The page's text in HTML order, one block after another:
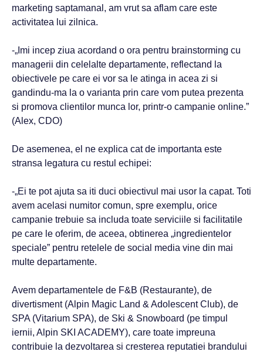
marketing saptamanal, am vrut sa aflam care este
activitatea lui zilnica.
-„Imi incep ziua acordand o ora pentru brainstorming cu
managerii din celelalte departamente, reflectand la
obiectivele pe care ei vor sa le atinga in acea zi si
gandindu-ma la o varianta prin care vom putea prezenta
si promova clientilor munca lor, printr-o campanie online.”
(Alex, CDO)
De asemenea, el ne explica cat de importanta este
stransa legatura cu restul echipei:
-„Ei te pot ajuta sa iti duci obiectivul mai usor la capat. Toti
avem acelasi numitor comun, spre exemplu, orice
campanie trebuie sa includa toate serviciile si facilitatile
pe care le oferim, de aceea, obtinerea „ingredientelor
speciale” pentru retelele de social media vine din mai
multe departamente.
Avem departamentele de F&B (Restaurante), de
divertisment (Alpin Magic Land & Adolescent Club), de
SPA (Vitarium SPA), de Ski & Snowboard (pe timpul
iernii, Alpin SKI ACADEMY), care toate impreuna
contribuie la dezvoltarea si cresterea reputatiei brandului